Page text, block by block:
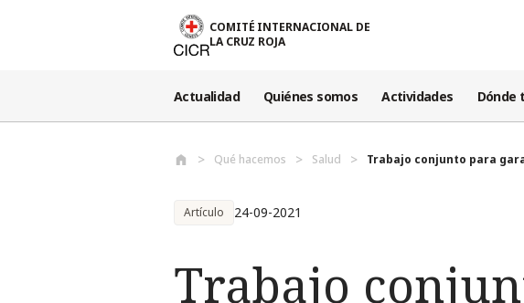
COMITÉ INTERNACIONAL DE
LA CRUZ ROJA
Actualidad Quiénes somos Actividades Dónde
Qué hacemos Salud Trabajo conjunto para
Artículo 24-09-2021
Trabajo